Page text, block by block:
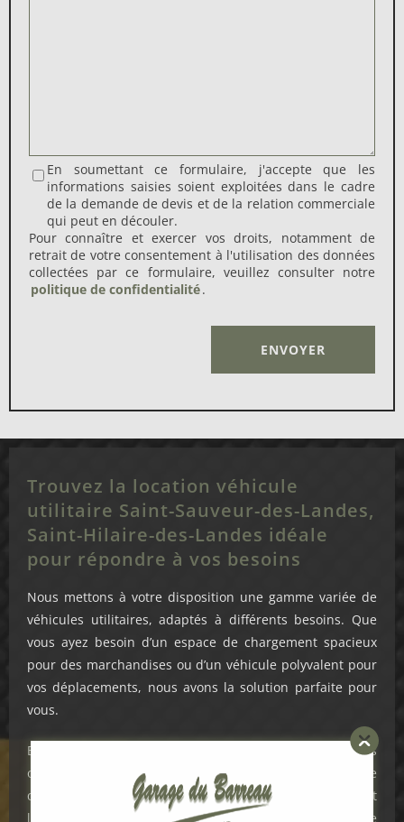
En soumettant ce formulaire, j'accepte que les
informations saisies soient exploitées dans le cadre
de la demande de devis et de la relation commerciale
qui peut en découler.
Pour connaître et exercer vos droits, notamment de
retrait de votre consentement à l'utilisation des données
collectées par ce formulaire, veuillez consulter notre
politique de confidentialité.
Alternative:
Trouvez la location véhicule
utilitaire Saint-Sauveur-des-Landes,
Saint-Hilaire-des-Landes idéale
pour répondre à vos besoins
Nous mettons à votre disposition une gamme variée de
véhicules utilitaires, adaptés à différents besoins. Que
vous ayez besoin d’un espace de chargement spacieux
pour des marchandises ou d’un véhicule polyvalent pour
vos déplacements, nous avons la solution parfaite pour
vous.
En tant qu’experts de l’automobile, nous vous offrons des
options de location de véhicule utilitaire de haute
qualité, alliant performance et fiabilité. Notre équipe est
là pour vous conseiller et vous aider à choisir le véhicule